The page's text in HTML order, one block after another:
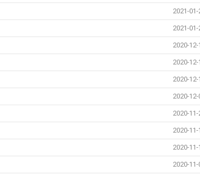
2021-
2021-
2020-
2020-
2020-
2020-
2020-
2020-
2020-
2020-